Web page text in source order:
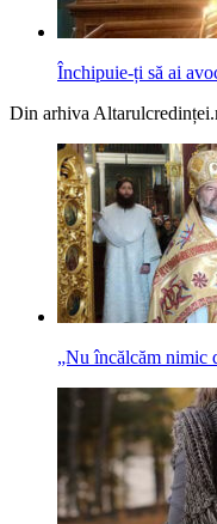
Închipuie-ți să ai
Din arhiva
„Nu încălcăm nimic